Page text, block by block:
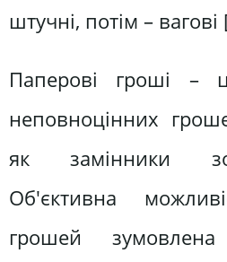
штучні, потім –
Паперові гроші –
неповноцінних
як замінники
Об'єктивна
грошей зумовлена